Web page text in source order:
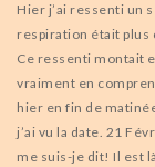
Hier j’ai ressenti un
respiration était plus
Ce ressenti montait
vraiment en
hier en fin de
j’ai vu la date. 21
me suis-je dit! Il est